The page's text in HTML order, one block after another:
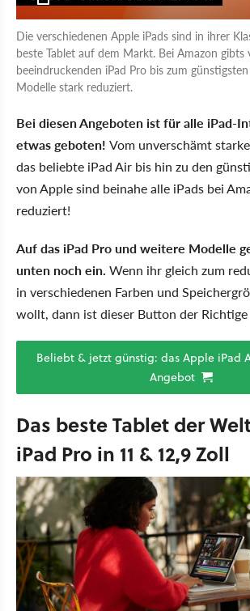
Die verschiedenen Apple iPads sind in ihrer
beste Tablet auf dem Markt. Bei Amazon gibts
beeindruckenden iPad Pro bis zum
Modelle stark reduziert.
Bei diesen Angeboten ist für alle iPad-
etwas geboten! Vom unverschämt
das beliebte iPad Air bis hin zu den
von Apple sind beinahe alle iPads bei
reduziert!
Auf das iPad Pro und weitere Modelle
unten noch ein. Wenn ihr gleich zum
in verschiedenen Farben und
wollt, dann ist dieser Button der
Beliebt & jetzt günstig: das Apple iPad
Angebot
Das beste Tablet der
iPad Pro in 11 & 12,9 Zoll